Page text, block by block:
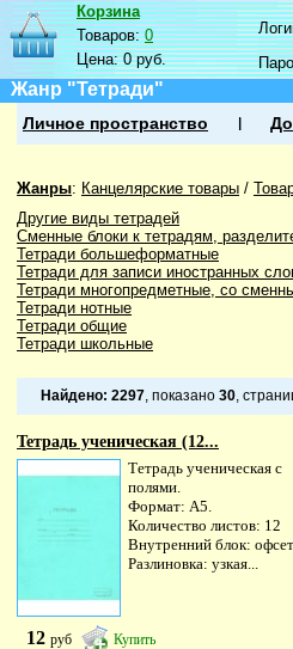
Корзина
Товаров:0
Цена:0 руб.
Жанр "Тетради"
Личное пространство
Жанры: Канцелярские товары /
Другие виды тетрадей
Сменные блоки к тетрадям,
Тетради большеформатные
Тетради для записи иностранных
Тетради многопредметные, со
Тетради нотные
Тетради общие
Тетради школьные
Найдено: 2297, показано 30,
Тетрадь ученическая (12...
Тетрадь ученическая с
полями.
Формат: А5.
Количество листов: 12
Внутренний блок:
Разлиновка: узкая...
12 руб Купить